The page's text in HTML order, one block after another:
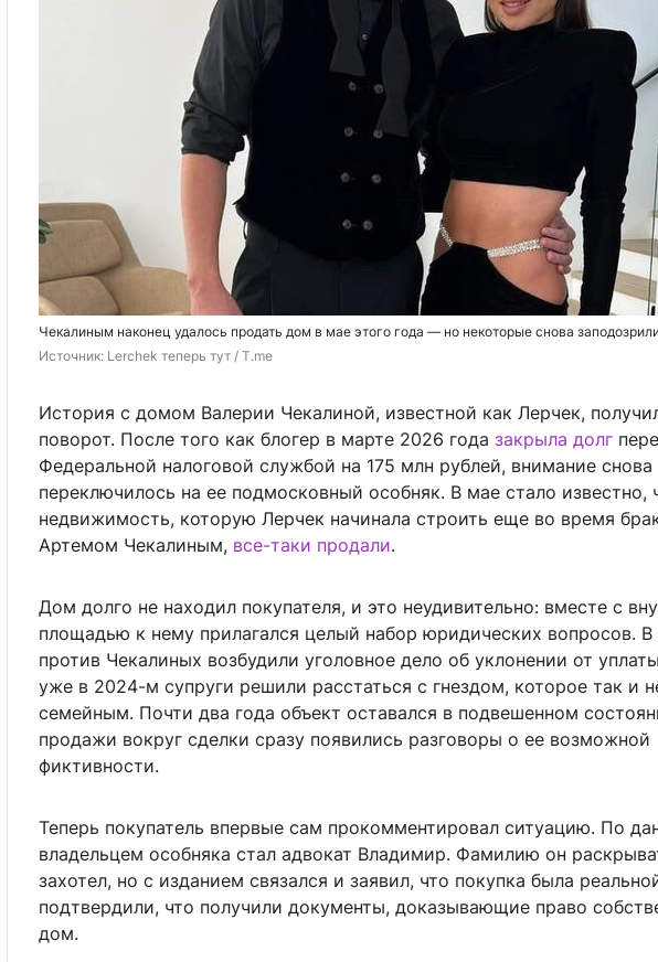
Чекалиным наконец удалось продать дом в мае этого года — но некоторые снова
Источник: Lerchek теперь тут / T.me
История с домом Валерии Чекалиной, известной как Лерчек,
поворот. После того как блогер в марте 2026 года закрыла долг
Федеральной налоговой службой на 175 млн рублей, внимание снова
переключилось на ее подмосковный особняк. В мае стало известно,
недвижимость, которую Лерчек начинала строить еще во время
Артемом Чекалиным, все-таки продали.
Дом долго не находил покупателя, и это неудивительно: вместе с
площадью к нему прилагался целый набор юридических вопросов. В
против Чекалиных возбудили уголовное дело об уклонении от
уже в 2024-м супруги решили расстаться с гнездом, которое так и
семейным. Почти два года объект оставался в подвешенном
продажи вокруг сделки сразу появились разговоры о ее возможной
фиктивности.
Теперь покупатель впервые сам прокомментировал ситуацию. По
владельцем особняка стал адвокат Владимир. Фамилию он
захотел, но с изданием связался и заявил, что покупка была
подтвердили, что получили документы, доказывающие право
дом.